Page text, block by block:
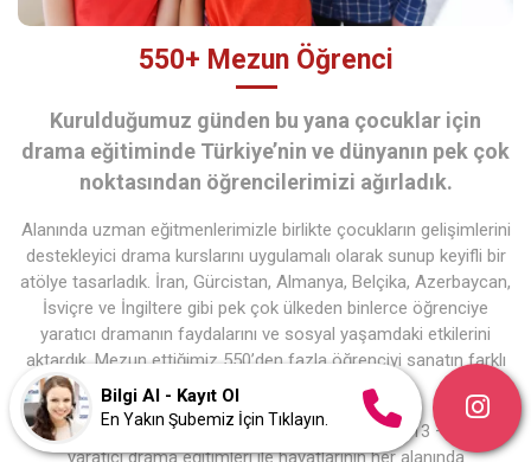
550+ Mezun Öğrenci
Kurulduğumuz günden bu yana çocuklar için
drama eğitiminde Türkiye’nin ve dünyanın pek çok
noktasından öğrencilerimizi ağırladık.
Alanında uzman eğitmenlerimizle birlikte çocukların gelişimlerini
destekleyici drama kurslarını uygulamalı olarak sunup keyifli bir
atölye tasarladık. İran, Gürcistan, Almanya, Belçika, Azerbaycan,
İsviçre ve İngiltere gibi pek çok ülkeden binlerce öğrenciye
yaratıcı dramanın faydalarını ve sosyal yaşamdaki etkilerini
aktardık. Mezun ettiğimiz 550’den fazla öğrenciyi sanatın farklı
dallarıyla buluşturduk.
Türkiye’nin ünlü drama sanatçılarından çocukların 13 – 17 yaş
yaratıcı drama eğitimleri ile hayatlarının her alanında
Bilgi Al - Kayıt Ol
En Yakın Şubemiz İçin Tıklayın.